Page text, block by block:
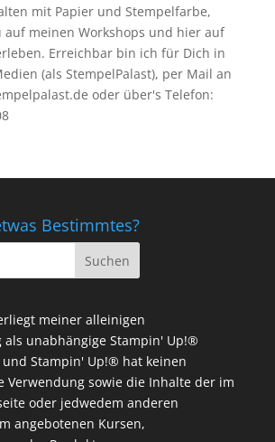
mit Papier und Stempelfarbe,
auf meinen Workshops und hier auf
Erreichbar bin ich für Dich in
(als StempelPalast), per Mail an
oder über's Telefon:
Bestimmtes?
meiner alleinigen
als unabhängige Stampin' Up!®
Stampin' Up!® hat keinen
Verwendung sowie die Inhalte der im
oder jedwedem anderen
angebotenen Kursen,